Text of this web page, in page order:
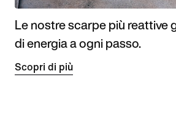
Le nostre scarpe più reattive
di energia a ogni passo.
Scopri di più